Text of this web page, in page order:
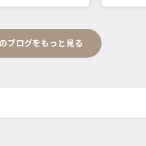
ブログをもっと見る